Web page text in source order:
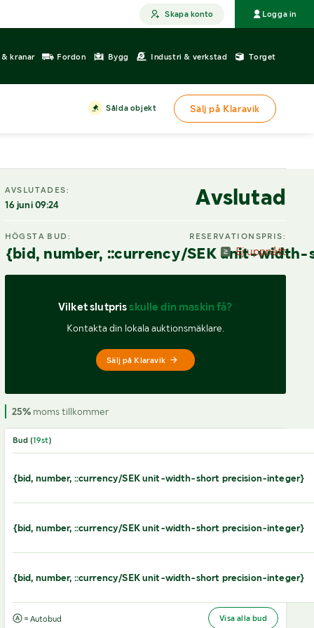
Skapa konto Logga in
kranar Fordon Bygg Industri & verkstad Torget
Sålda objekt Sälj på Klaravik
AVSLUTADES:
16 juni 09:24 Avslutad
HÖGSTA BUD:
{bid, number, ::currency/SEK unit-
RESERVATIONSPRIS:
Ej uppnått
Vilket slutpris skulle din maskin få?
Kontakta din lokala auktionsmäklare.
Sälj på Klaravik
25%moms tillkommer
Bud (19st)
{bid, number, ::currency/SEK unit-width-short precision-integer}
{bid, number, ::currency/SEK unit-width-short precision-integer}
{bid, number, ::currency/SEK unit-width-short precision-integer}
= Autobud Visa alla bud